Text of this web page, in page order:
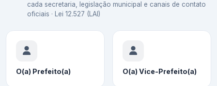
cada secretaria, legislação municipal e canais de contato
oficiais · Lei 12.527 (LAI)
O(a) Prefeito(a) O(a) Vice-Prefeito(a)